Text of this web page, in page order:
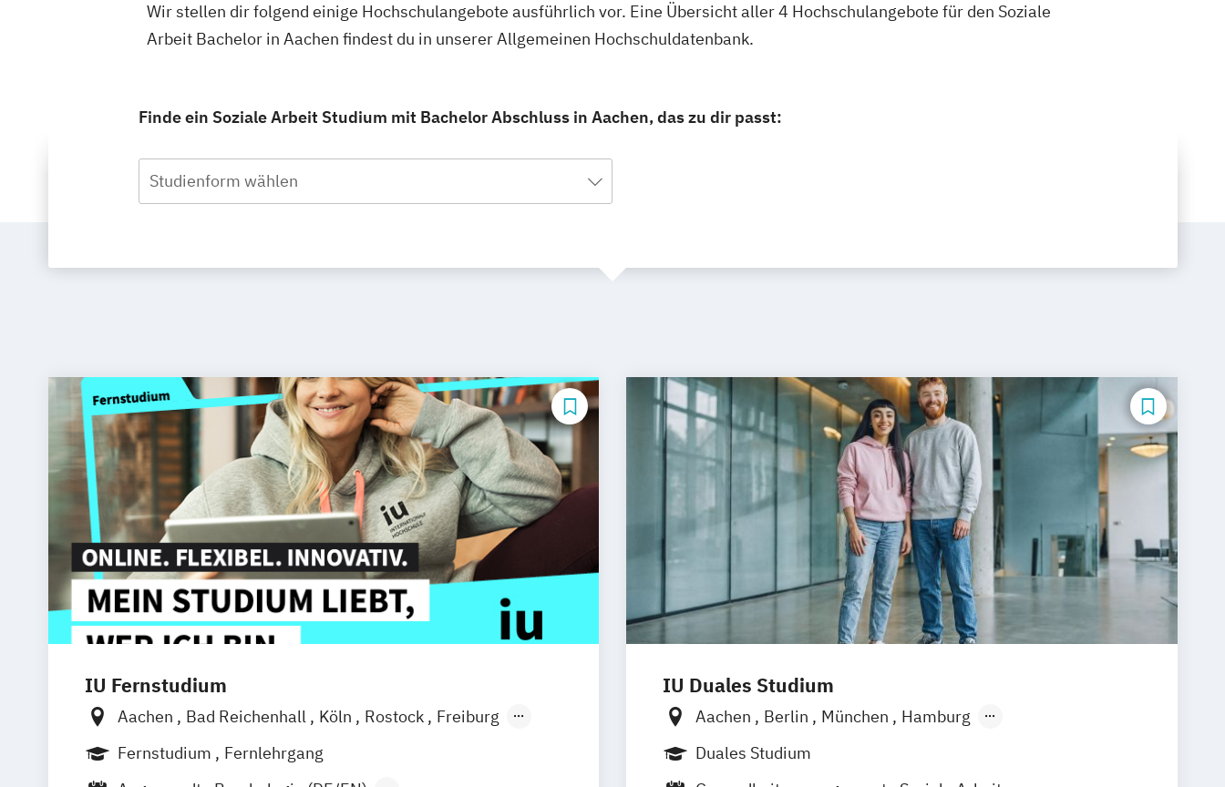
Wir stellen dir folgend einige Hochschulangebote ausführlich vor. Eine Übersicht aller 4 Hochschulangebote für den Soziale
Arbeit Bachelor in Aachen findest du in unserer Allgemeinen Hochschuldatenbank.
Finde ein Soziale Arbeit Studium mit Bachelor Abschluss in Aachen, das zu dir passt:
Studienform wählen
IU Fernstudium
Aachen Bad Reichenhall Köln Rostock
Freiburg
Kiel
Frankfurt am Main
Deggendorf Karlsruhe
Fernstudium
Fernlehrgang
IU Duales Studium
Aachen Berlin München
Hamburg
Frankfurt am Main
Duales Studium